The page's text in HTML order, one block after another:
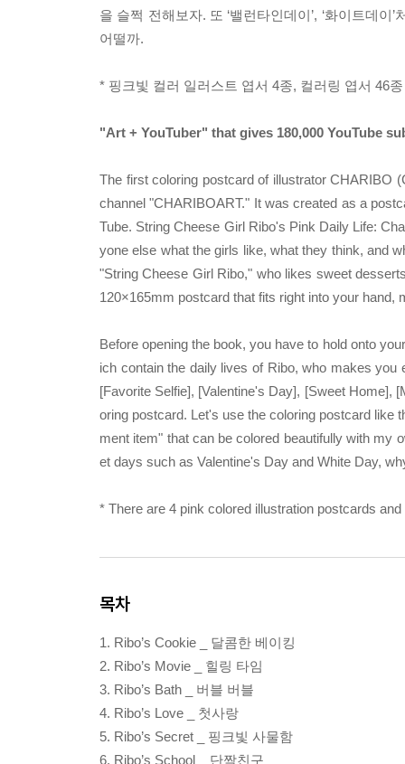
을 슬쩍 전해보자. 또 ‘밸런타인데이’, ‘화이트데
어떨까.
* 핑크빛 컬러 일러스트 엽서 4종, 컬러링 엽서 46
"Art + YouTuber" that gives 180,000 YouTube
The first coloring postcard of illustrator CHARIBO
channel "CHARIBOART." It was created as a
Tube. String Cheese Girl Ribo's Pink Daily Life:
yone else what the girls like, what they think, and
"String Cheese Girl Ribo," who likes sweet
120×165mm postcard that fits right into your
Before opening the book, you have to hold onto
ich contain the daily lives of Ribo, who makes
[Favorite Selfie], [Valentine's Day], [Sweet Home],
oring postcard. Let's use the coloring postcard like
ment item" that can be colored beautifully with my
et days such as Valentine's Day and White Day,
* There are 4 pink colored illustration postcards
목차
1. Ribo’s Cookie _ 달콤한 베이킹
2. Ribo’s Movie _ 힐링 타임
3. Ribo’s Bath _ 버블 버블
4. Ribo’s Love _ 첫사랑
5. Ribo’s Secret _ 핑크빛 사물함
6. Ribo’s School _ 단짝친구